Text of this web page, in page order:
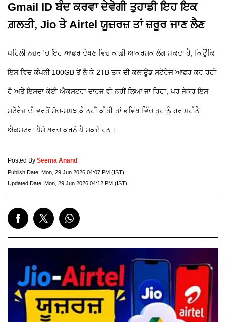
Gmail ID ਬੰਦ ਕਰਵਾ ਦੇਵੇਗੀ ਤੁਹਾਡੀ ਇਹ ਇਕ
ਗ਼ਲਤੀ, Jio ਤੇ Airtel ਯੂਜ਼ਰਜ਼ ਤਾਂ ਜ਼ਰੂਰ ਜਾਣ ਲੈਣ
ਪਹਿਲੀ ਨਜ਼ਰ 'ਚ ਇਹ ਆਫ਼ਰ ਦੇਖਣ ਵਿਚ ਕਾਫ਼ੀ ਆਕਰਸ਼ਕ ਲੱਗ ਸਕਦਾ ਹੈ, ਕਿਉਂਕਿ
ਇਸ ਵਿਚ ਕੰਪਨੀ 100GB ਤੋਂ ਲੈ ਕੇ 2TB ਤਕ ਦੀ ਕਲਾਊਡ ਸਟੋਰੇਜ ਆਫ਼ਰ ਕਰ ਰਹੀ
ਹੈ ਅਤੇ ਇਸਦਾ ਕੋਈ ਐਕਸਟਰਾ ਚਾਰਜ ਵੀ ਨਹੀਂ ਲਿਆ ਜਾ ਰਿਹਾ, ਪਰ ਜੇਕਰ ਇਸ
ਸਟੋਰੇਜ ਦੀ ਵਰਤੋਂ ਸੋਚ-ਸਮਝ ਕੇ ਨਹੀਂ ਕੀਤੀ ਤਾਂ ਭਵਿੱਖ ਵਿੱਚ ਤੁਹਾਨੂੰ ਹਰ ਮਹੀਨੇ
ਐਕਸਟਰਾ ਪੈਸੇ ਖ਼ਰਚ ਕਰਨੇ ਪੈ ਸਕਦੇ ਹਨ।
Posted By Seema Anand
Publish Date: Mon, 29 Jun 2026 04:07 PM (IST)
Updated Date: Mon, 29 Jun 2026 04:12 PM (IST)